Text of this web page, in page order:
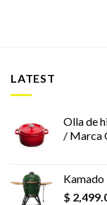
LATEST
Olla de
/ Marca
$